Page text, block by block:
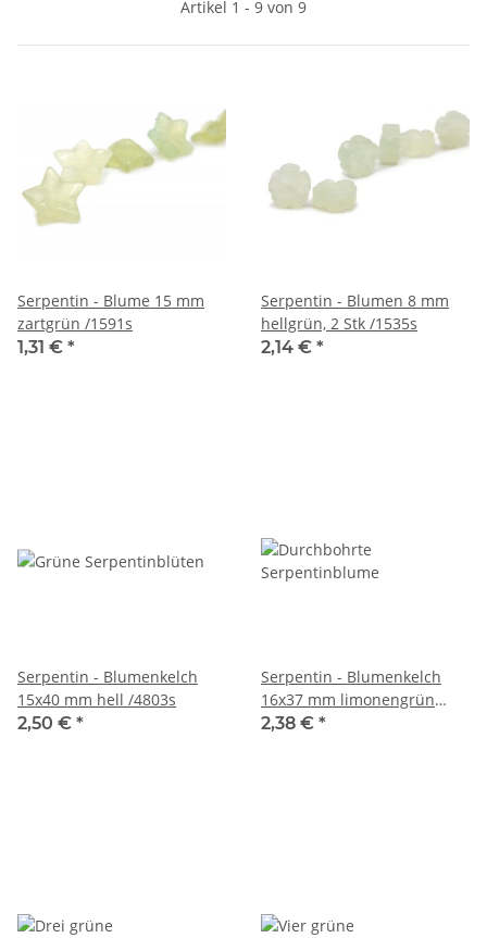
Artikel 1 - 9 von 9
Serpentin - Blume 15 mm
zartgrün /1591s
1,31 € *
Serpentin - Blumen 8 mm
hellgrün, 2 Stk /1535s
2,14 € *
Serpentin - Blumenkelch
15x40 mm hell /4803s
2,50 € *
Serpentin - Blumenkelch
16x37 mm limonengrün
/r131
2,38 € *